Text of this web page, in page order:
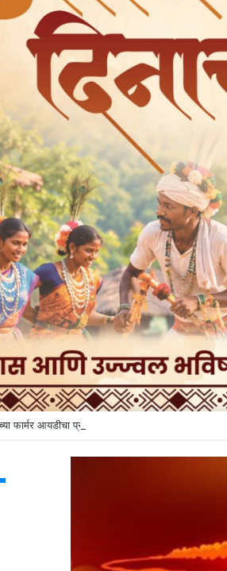
फार्मर आयडीचा प्रश्न ऐरणीवर